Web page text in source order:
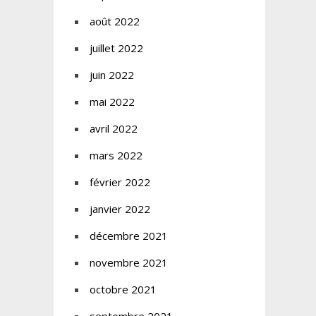
août 2022
juillet 2022
juin 2022
mai 2022
avril 2022
mars 2022
février 2022
janvier 2022
décembre 2021
novembre 2021
octobre 2021